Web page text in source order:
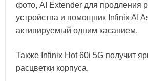
фото, AI Extender для продления
устройства и помощник Infinix AI
активируемый одним касанием.
Также Infinix Hot 60i 5G получит
расцветки корпуса.